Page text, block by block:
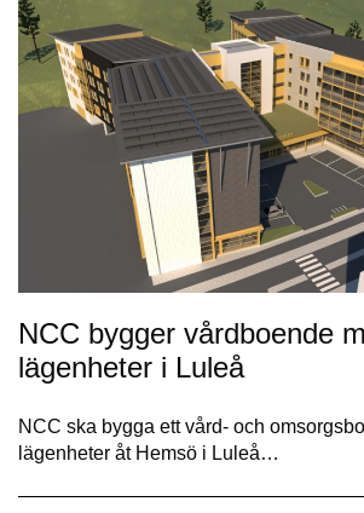
NCC bygger vårdboende
lägenheter i Luleå
NCC ska bygga ett vård- och
lägenheter åt Hemsö i Luleå…